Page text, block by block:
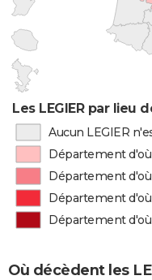
Les LEGIER par lieu
Aucun LEGIER
Département d'où
Département
Département
Département
Où décèdent les